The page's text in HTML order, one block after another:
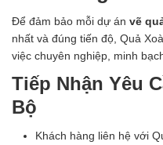
Để đảm bảo mỗi dự án vẽ
nhất và đúng tiến độ, Quả
việc chuyên nghiệp, minh
Tiếp Nhận Yêu
Bộ
Khách hàng liên hệ với